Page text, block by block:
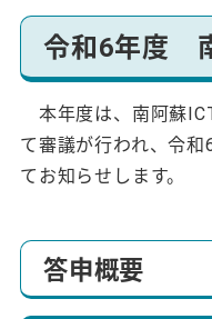
令和6年度
本年度は、南阿蘇
て審議が行われ、令
てお知らせします。
答申概要